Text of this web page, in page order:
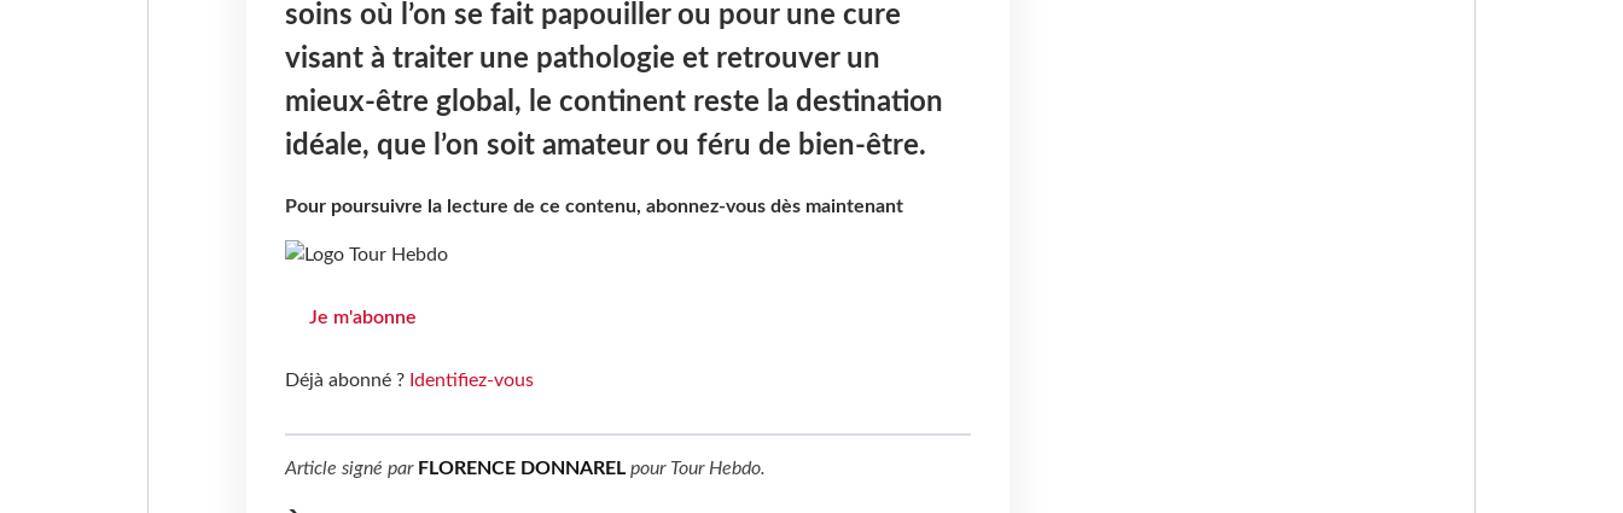
soins où l’on se fait papouiller ou pour une cure
visant à traiter une pathologie et retrouver un
mieux-être global, le continent reste la destination
idéale, que l’on soit amateur ou féru de bien-être.
Pour poursuivre la lecture de ce contenu, abonnez-vous dès maintenant
Je m'abonne
Déjà abonné ? Identifiez-vous
Article signé par FLORENCE DONNARELpour Tour Hebdo.